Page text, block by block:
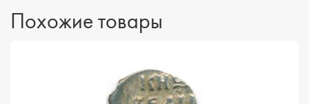
Похожие товары